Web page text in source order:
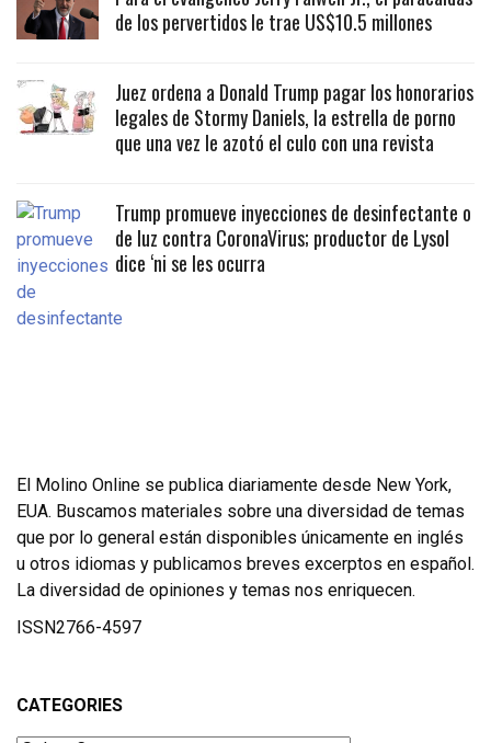
de los pervertidos le trae US$10.5 millones
Juez ordena a Donald Trump pagar los honorarios
legales de Stormy Daniels, la estrella de porno
que una vez le azotó el culo con una revista
Trump promueve inyecciones de desinfectante o
de luz contra CoronaVirus; productor de Lysol
dice ‘ni se les ocurra
El Molino Online se publica diariamente desde New York,
EUA. Buscamos materiales sobre una diversidad de temas
que por lo general están disponibles únicamente en inglés
u otros idiomas y publicamos breves excerptos en español.
La diversidad de opiniones y temas nos enriquecen.
ISSN2766-4597
CATEGORIES